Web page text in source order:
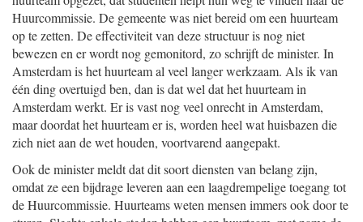
Huurcommissie. De gemeente was niet bereid om een huurteam
op te zetten. De effectiviteit van deze structuur is nog niet
bewezen en er wordt nog gemonitord, zo schrijft de minister. In
Amsterdam is het huurteam al veel langer werkzaam. Als ik van
één ding overtuigd ben, dan is dat wel dat het huurteam in
Amsterdam werkt. Er is vast nog veel onrecht in Amsterdam,
maar doordat het huurteam er is, worden heel wat huisbazen die
zich niet aan de wet houden, voortvarend aangepakt.
Ook de minister meldt dat dit soort diensten van belang zijn,
omdat ze een bijdrage leveren aan een laagdrempelige toegang tot
de Huurcommissie. Huurteams weten mensen immers ook door te